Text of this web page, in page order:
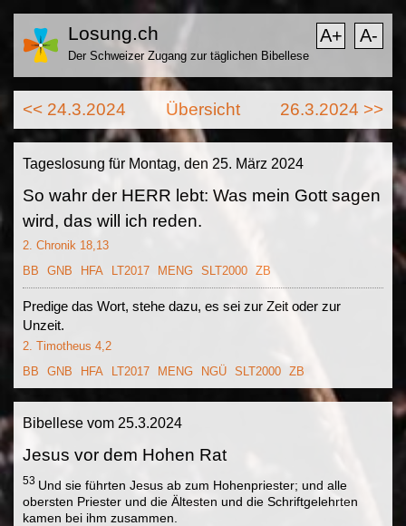
A+ A-
Losung.ch
Der Schweizer Zugang zur täglichen Bibellese
<< 24.3.2024 Übersicht 26.3.2024 >>
Tageslosung für Montag, den 25. März 2024
So wahr der HERR lebt: Was mein Gott sagen
wird, das will ich reden.
2. Chronik 18,13
BB
GNB HFA LT2017 MENG SLT2000 ZB
Predige das Wort, stehe dazu, es sei zur Zeit oder zur
Unzeit.
2. Timotheus 4,2
BB
GNB HFA LT2017 MENG NGÜ SLT2000 ZB
Bibellese vom 25.3.2024
Jesus vor dem Hohen Rat
53 Und sie führten Jesus ab zum Hohenpriester; und alle
obersten Priester und die Ältesten und die Schriftgelehrten
kamen bei ihm zusammen.